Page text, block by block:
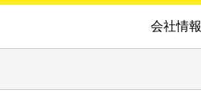
会社情報